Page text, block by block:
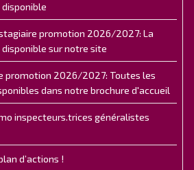
promotion 2026/2027: La
sur notre site
promotion 2026/2027: Toutes les
dans notre brochure d'accueil
inspecteurs.trices généralistes
d’actions !